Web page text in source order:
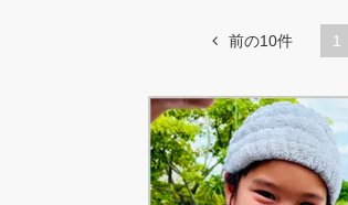
前の10件 1